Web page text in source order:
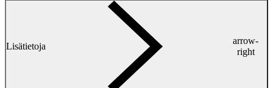
Lisätietoja
arrow-
right